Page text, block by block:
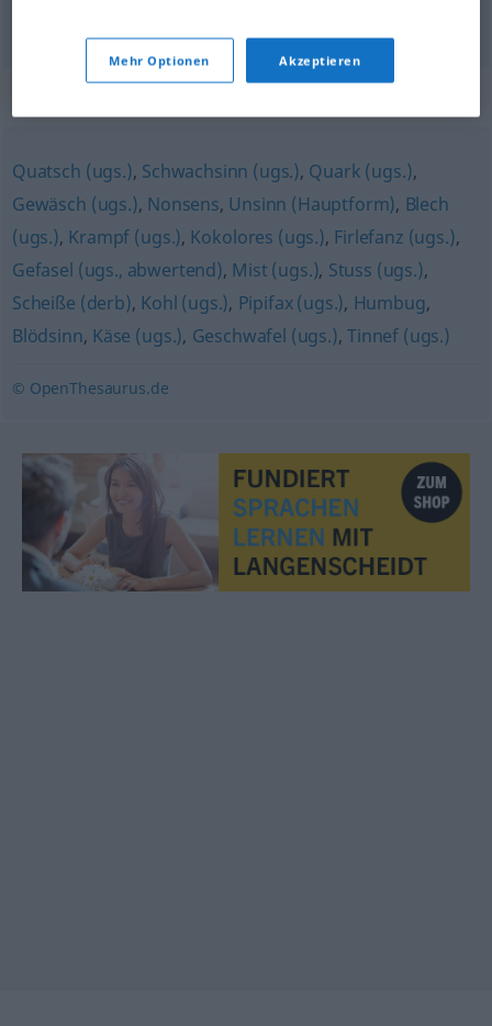
Quatsch (ugs.), Schwachsinn (ugs.), Quark (ugs.),
Gewäsch (ugs.), Nonsens, Unsinn (Hauptform), Blech
(ugs.), Krampf (ugs.), Kokolores (ugs.), Firlefanz (ugs.),
Gefasel (ugs., abwertend), Mist (ugs.), Stuss (ugs.),
Scheiße (derb), Kohl (ugs.), Pipifax (ugs.), Humbug,
Blödsinn, Käse (ugs.), Geschwafel (ugs.),Tinnef (ugs.)
© OpenThesaurus.de
Mehr Optionen Akzeptieren